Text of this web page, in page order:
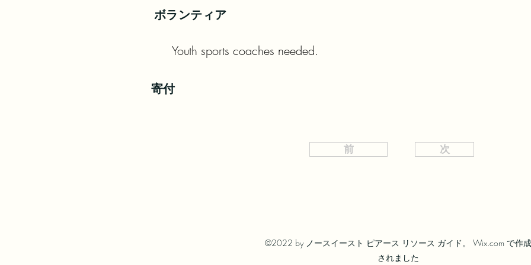
ボランティア
Youth sports coaches needed.
寄付
前 次
©2022 by ノースイースト ピアース リソース ガイド。 Wix.com で作成
されました